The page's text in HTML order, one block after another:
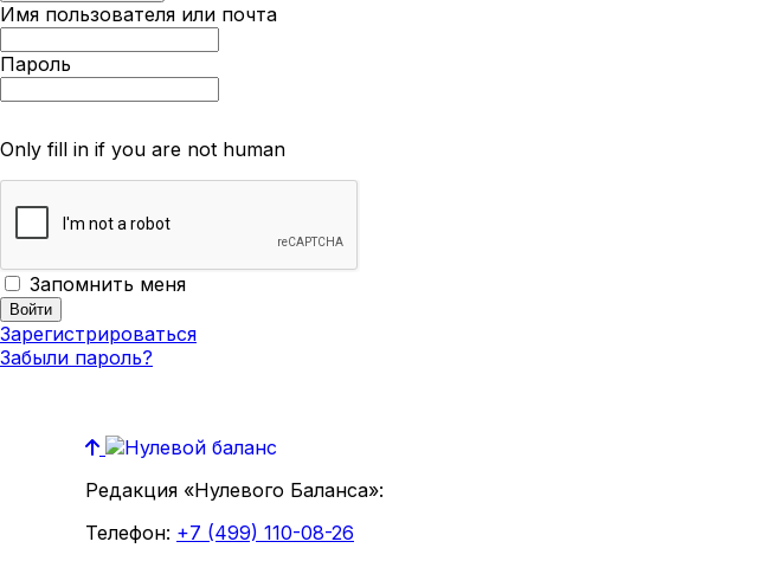
Имя пользователя или почта
Пароль
Only fill in if you are not human
Запомнить меня
Зарегистрироваться
Забыли пароль?
Редакция «Нулевого Баланса»:
Телефон: +7 (499) 110-08-26